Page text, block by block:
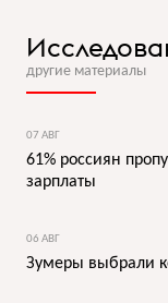
другие материалы
07 АВГ
61% россиян
зарплаты
06 АВГ
Зумеры выбрали